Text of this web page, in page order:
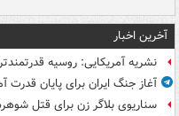
آخرین اخبار
نشریه آمریکایی: روسیه
آغاز جنگ ایران برای پایان قدرت
سناریوی بلاگر زن برای قتل